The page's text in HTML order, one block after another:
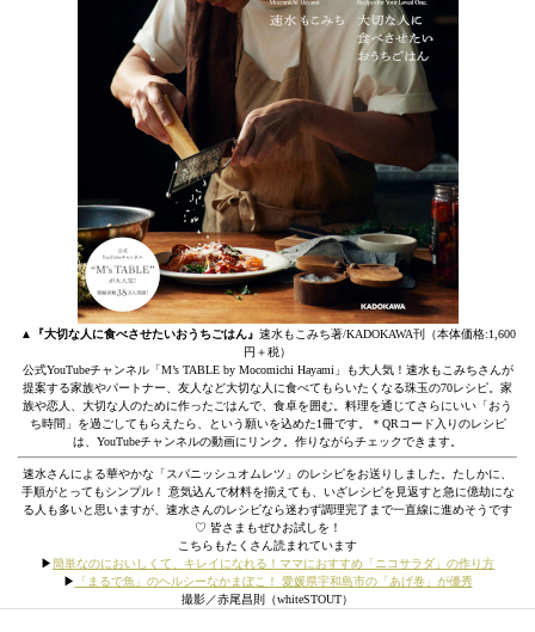
▲ 『大切な人に食べさせたいおうちごはん』 速水もこみち著/KADOKAWA刊（本体価格:1,600
円＋税）
公式YouTubeチャンネル「M’s TABLE by Mocomichi Hayami」も大人気！速水もこみちさんが
提案する家族やパートナー、友人など大切な人に食べてもらいたくなる珠玉の70レシピ。家
族や恋人、大切な人のために作ったごはんで、食卓を囲む。料理を通じてさらにいい「おう
ち時間」を過ごしてもらえたら、という願いを込めた1冊です。＊QRコード入りのレシピ
は、YouTubeチャンネルの動画にリンク。作りながらチェックできます。
速水さんによる華やかな「スパニッシュオムレツ」のレシピをお送りしました。たしかに、
手順がとってもシンプル！ 意気込んで材料を揃えても、いざレシピを見返すと急に億劫にな
る人も多いと思いますが、速水さんのレシピなら迷わず調理完了まで一直線に進めそうです
♡ 皆さまもぜひお試しを！
こちらもたくさん読まれています
▶簡単なのにおいしくて、キレイになれる！ママにおすすめ「ニコサラダ」の作り方
▶
「まるで魚」のヘルシーなかまぼこ！ 愛媛県宇和島市の「あげ巻」が優秀
撮影／赤尾昌則（whiteSTOUT）